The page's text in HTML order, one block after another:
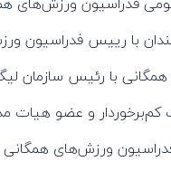
با رییس فدراسیون
با رئیس سازمان لیگ
و عضو هیات
ورزش‌های همگانی